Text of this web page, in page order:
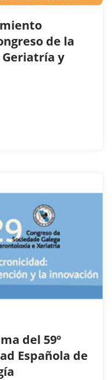
de la
Geriatría y
del 59º
Española de